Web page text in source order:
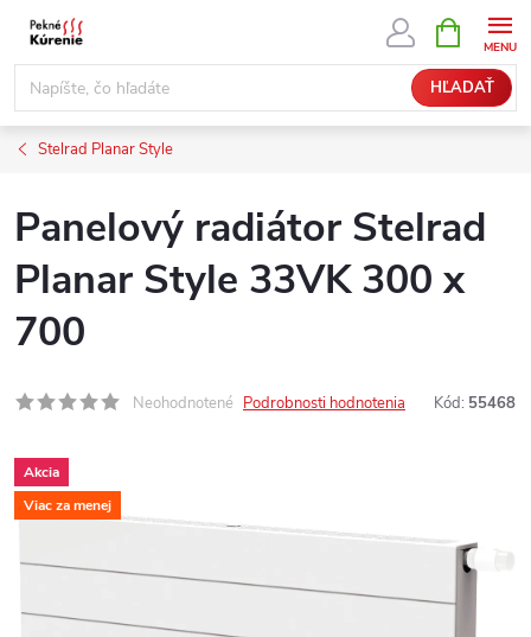
Prejsť
obsah
HĽADAŤ
KOŠÍK
Stelrad Planar Style
Panelový radiátor Stelrad
Planar Style 33VK 300 x
700
Neohodnotené Podrobnosti hodnotenia Kód: 55468
Akcia
Viac za menej